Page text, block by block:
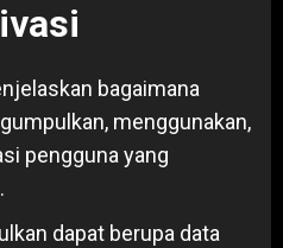
bagaimana
menggunakan,
pengguna yang
dapat berupa data